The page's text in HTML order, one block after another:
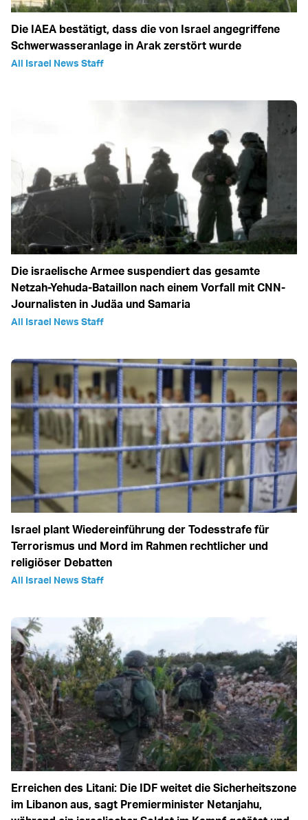
Die IAEA bestätigt, dass die von Israel angegriffene
Schwerwasseranlage in Arak zerstört wurde
All Israel News Staff
Die israelische Armee suspendiert das gesamte
Netzah-Yehuda-Bataillon nach einem Vorfall mit CNN-
Journalisten in Judäa und Samaria
All Israel News Staff
Israel plant Wiedereinführung der Todesstrafe für
Terrorismus und Mord im Rahmen rechtlicher und
religiöser Debatten
All Israel News Staff
Erreichen des Litani: Die IDF weitet die Sicherheitszone
im Libanon aus, sagt Premierminister Netanjahu,